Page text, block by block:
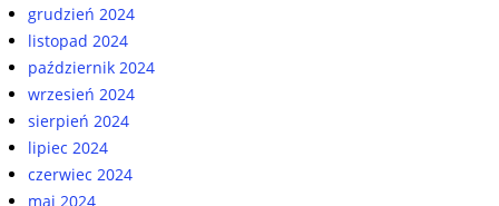
grudzień 2024
listopad 2024
październik 2024
wrzesień 2024
sierpień 2024
lipiec 2024
czerwiec 2024
maj 2024